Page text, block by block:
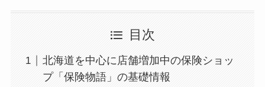
目次
北海道を中心に店舗増加中の保険ショッ
プ「保険物語」の基礎情報